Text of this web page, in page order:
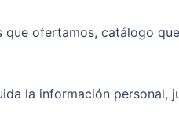
ofertamos, catálogo
la información personal,